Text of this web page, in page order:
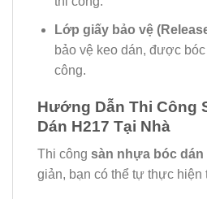
Lớp giấy bảo vệ
bảo vệ keo dán, được
công.
Hướng Dẫn Thi Công
Dán H217 Tại Nhà
Thi công sàn nhựa bóc dán
giản, bạn có thể tự thực hiện